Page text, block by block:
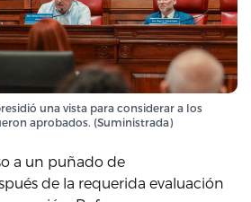
una vista para considerar a los
aprobados. (Suministrada)
a un puñado de
de la requerida evaluación